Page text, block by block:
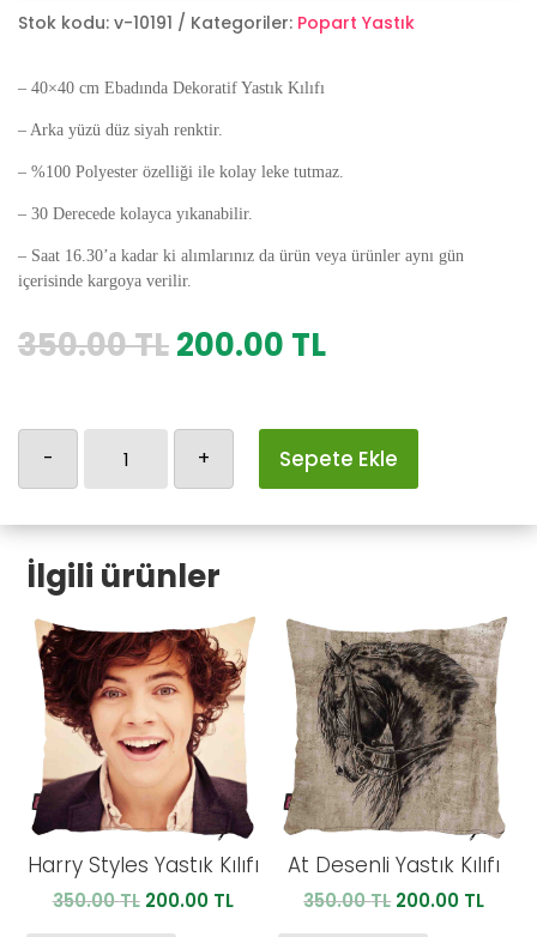
Stok kodu: v-10191 Kategoriler: Popart Yastık
– 40×40 cm Ebadında Dekoratif Yastık Kılıfı
– Arka yüzü düz siyah renktir.
– %100 Polyester özelliği ile kolay leke tutmaz.
– 30 Derecede kolayca yıkanabilir.
– Saat 16.30’a kadar ki alımlarınız da ürün veya ürünler aynı gün
içerisinde kargoya verilir.
350.00TLOrijinal
200.00 TLŞu
200.00 TL.
-
adet
+ Sepete Ekle
İlgili ürünler
Harry Styles Yastık Kılıfı
350.00TL Orijinal
200.00 TLŞu
At Desenli Yastık Kılıfı
350.00TL Orijinal
200.00 TLŞu